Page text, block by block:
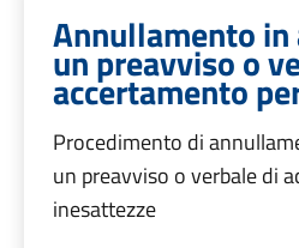
Annullamento
un preavviso o
accertamento
Procedimento di
un preavviso o verbale di
inesattezze